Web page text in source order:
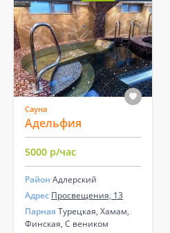
Сауна
Адельфия
5000 р/час
Район Адлерский
Адрес Просвещения, 13
Парная Турецкая, Хамам,
Финская, С веником